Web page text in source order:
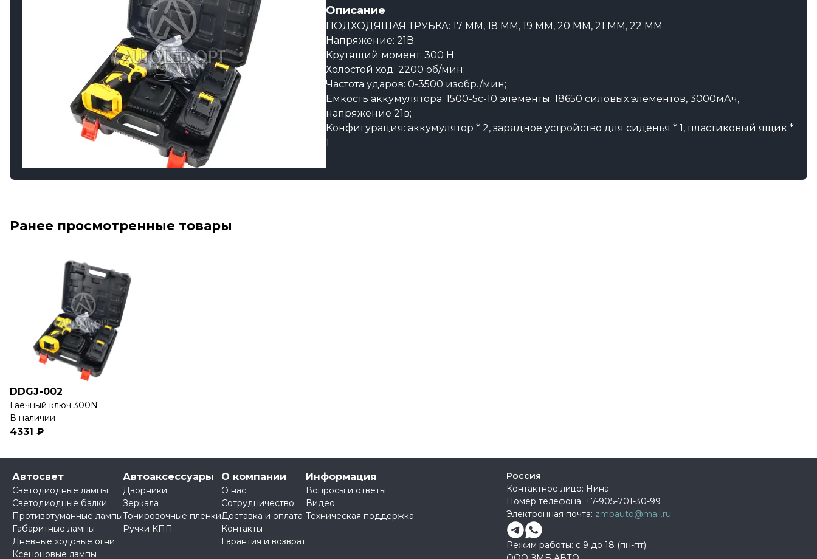
Описание
ПОДХОДЯЩАЯ ТРУБКА: 17 ММ, 18 ММ, 19 ММ, 20 ММ, 21 ММ, 22 ММ
Напряжение: 21В;
Крутящий момент: 300 Н;
Холостой ход: 2200 об/мин;
Частота ударов: 0-3500 изобр./мин;
Емкость аккумулятора: 1500-5c-10 элементы: 18650 силовых элементов, 3000мАч,
напряжение 21в;
Конфигурация: аккумулятор * 2, зарядное устройство для сиденья * 1, пластиковый ящик *
1
Ранее просмотренные товары
DDGJ-002
Гаечный ключ 300N
В наличии
4331 ₽
Автосвет
Светодиодные лампы
Светодиодные балки
Противотуманные лампы
Габаритные лампы
Дневные ходовые огни
Ксеноновые лампы
Автоаксессуары
Дворники
Зеркала
Тонировочные пленки
Ручки КПП
О компании
О нас
Сотрудничество
Доставка и оплата
Контакты
Гарантия и возврат
Информация
Вопросы и ответы
Видео
Техническая поддержка
Россия
Контактное лицо: Нина
Номер телефона: +7-905-701-30-99
Электронная почта: zmbauto@mail.ru
Режим работы: с 9 до 18 (пн-пт)